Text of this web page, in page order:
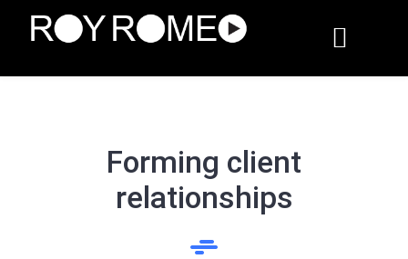
Toggle
Forming client
relationships